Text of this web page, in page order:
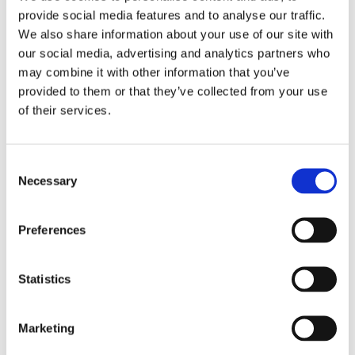
provide social media features and to analyse our traffic.
We also share information about your use of our site with
our social media, advertising and analytics partners who
may combine it with other information that you’ve
provided to them or that they’ve collected from your use
of their services.
Selection
Necessary
Preferences
Statistics
Marketing
Lägg till i favoriter Lägg till i
Nail Art, No 2
Pensel för nagelbygg gel.